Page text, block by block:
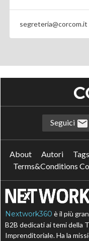
segreteria@corcom.it
Seguici
About Autori Tags
Terms&Conditions
Nextwork360 è il più
B2B dedicati ai temi della
Imprenditoriale. Ha la